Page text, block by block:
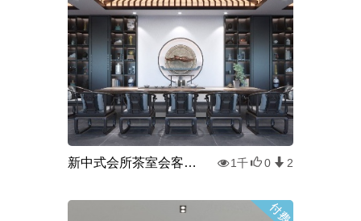
新中式会所茶室会客室3d模型 1千 0 2